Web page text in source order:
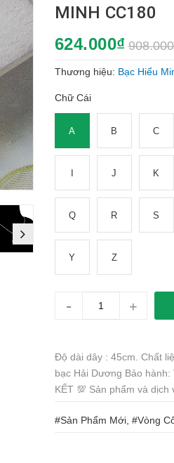
MINH CC180
624.000₫
Thương hiệu: Bạc Hiểu
Chữ Cái
A B C
I J K
Q R S
Y Z
- +
Độ dài dây : 45cm. Chất
bạc Hải Dương Bảo
KẾT 💯 Sản phẩm và dịch
#Sản Phẩm Mới, #Vòng